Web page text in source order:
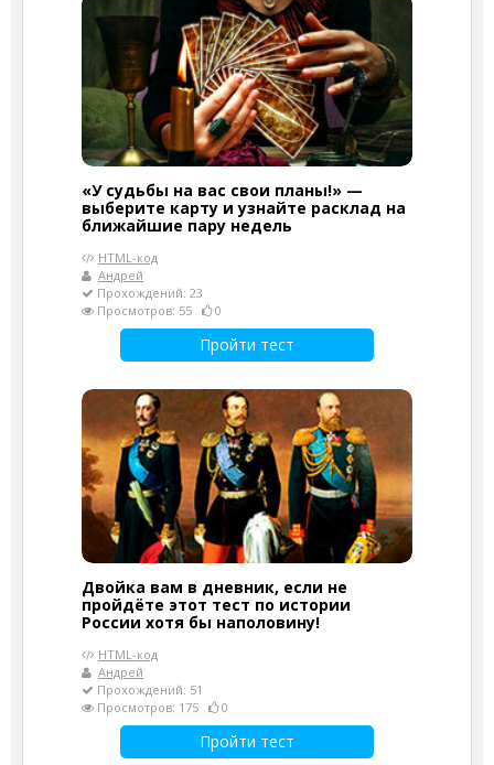
«У судьбы на вас свои планы!» —
выберите карту и узнайте расклад на
ближайшие пару недель
HTML-код
Андрей
Прохождений: 23
Просмотров: 55
0
Пройти тест
Двойка вам в дневник, если не
пройдёте этот тест по истории
России хотя бы наполовину!
HTML-код
Андрей
Прохождений: 51
Просмотров: 175
0
Пройти тест